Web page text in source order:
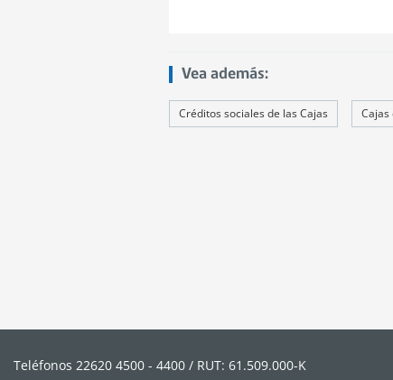
Vea además:
Créditos sociales de las Cajas Cajas
Teléfonos 22620 4500 - 4400 / RUT: 61.509.000-K